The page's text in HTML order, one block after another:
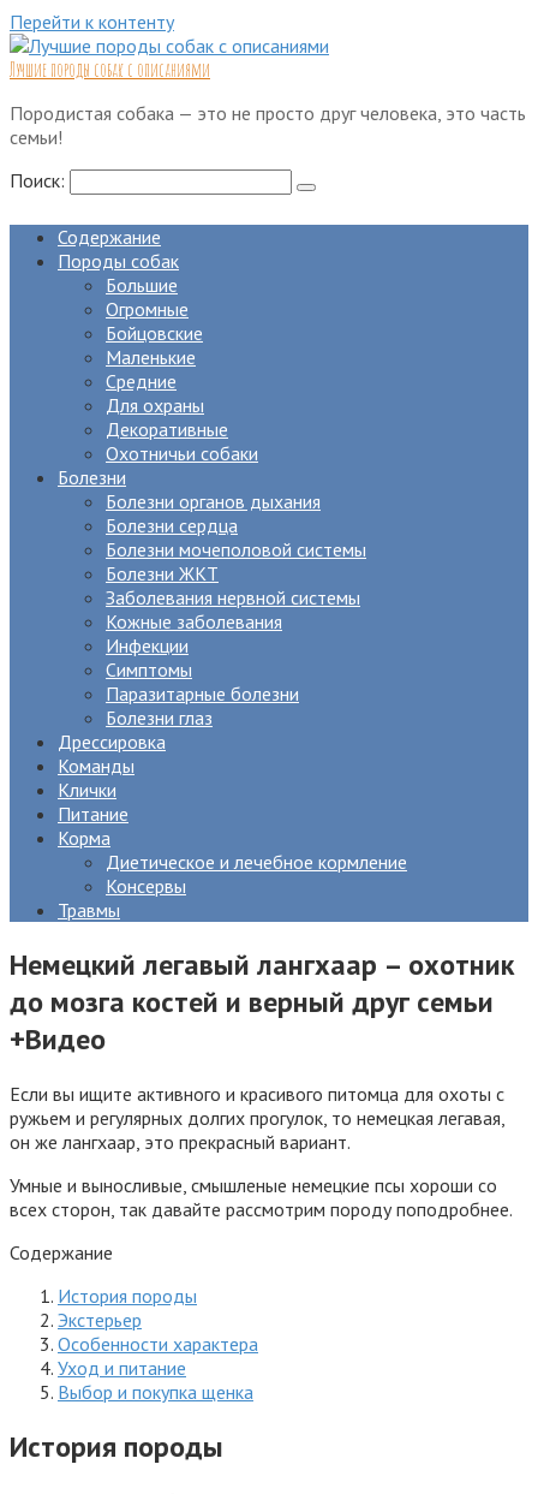
Перейти к контенту
Лучшие породы собак с описаниями
Породистая собака — это не просто друг человека, это часть
семьи!
Поиск:
Содержание
Породы собак
Большие
Огромные
Бойцовские
Маленькие
Средние
Для охраны
Декоративные
Охотничьи собаки
Болезни
Болезни органов дыхания
Болезни сердца
Болезни мочеполовой системы
Болезни ЖКТ
Заболевания нервной системы
Кожные заболевания
Инфекции
Симптомы
Паразитарные болезни
Болезни глаз
Дрессировка
Команды
Клички
Питание
Корма
Диетическое и лечебное кормление
Консервы
Травмы
Немецкий легавый лангхаар – охотник
до мозга костей и верный друг семьи
+Видео
Если вы ищите активного и красивого питомца для охоты с
ружьем и регулярных долгих прогулок, то немецкая легавая,
он же лангхаар, это прекрасный вариант.
Умные и выносливые, смышленые немецкие псы хороши со
всех сторон, так давайте рассмотрим породу поподробнее.
Содержание
История породы
Экстерьер
Особенности характера
Уход и питание
Выбор и покупка щенка
История породы